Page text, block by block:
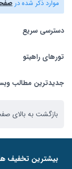
موارد ذکر شده در
دسترسی سریع
بلیط هواپیما
تورهای راهیتو
راهنمای استرداد بلیط
تورهای راهیتو
تور استانبول
تور کیش
تور ازمیر
جدیدترین مطالب
بازگشت به بالای
ﺑﯿﺸﺘﺮﯾﻦ ﺗﺨﻔﯿﻒ ﻫﺎ